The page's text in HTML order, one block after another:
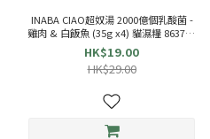
INABA CIAO超奴湯 2000億個乳酸菌 -
雞肉 & 白飯魚 (35g x4) 貓濕糧 863714
TCR-144
HK$19.00
HK$29.00